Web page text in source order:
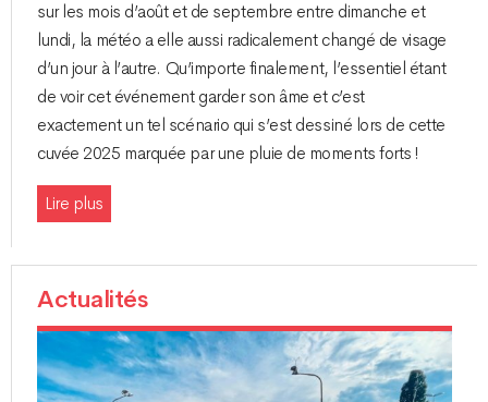
sur les mois d’août et de septembre entre dimanche et
lundi, la météo a elle aussi radicalement changé de visage
d’un jour à l’autre. Qu’importe finalement, l’essentiel étant
de voir cet événement garder son âme et c’est
exactement un tel scénario qui s’est dessiné lors de cette
cuvée 2025 marquée par une pluie de moments forts !
Lire plus
Actualités